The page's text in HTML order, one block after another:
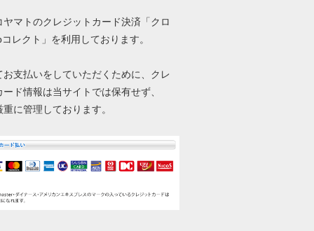
ヤマトのクレジットカード決済「クロ
レクト」を利用しております。
お支払いをしていただくために、クレ
ード情報は当サイトでは保有せず、
重に管理しております。